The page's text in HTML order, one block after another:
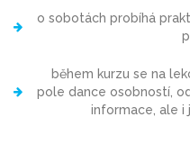
o sobotách probíhá
během kurzu se na
pole dance osobností,
informace, ale i